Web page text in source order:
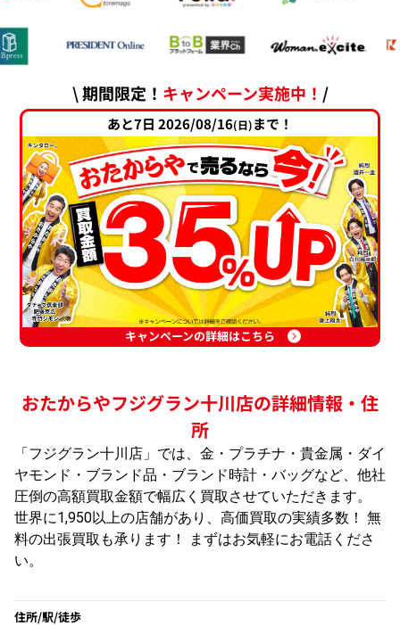
\ 期間限定！ キャンペーン実施中！ /
あと7日 2026/08/16(日)まで！
キャンペーンの詳細はこちら
おたからやフジグラン十川店の詳細情報・住
所
「フジグラン十川店」では、金・プラチナ・貴金属・ダイ
ヤモンド・ブランド品・ブランド時計・バッグなど、他社
圧倒の高額買取金額で幅広く買取させていただきます。
世界に1,950以上の店舗があり、高価買取の実績多数！ 無
料の出張買取も承ります！ まずはお気軽にお電話くださ
い。
住所/駅/徒歩